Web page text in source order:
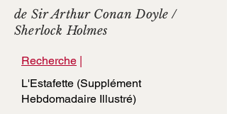
de Sir Arthur Conan Doyle /
Sherlock Holmes
Recherche |
L'Estafette (Supplément
Hebdomadaire Illustré)